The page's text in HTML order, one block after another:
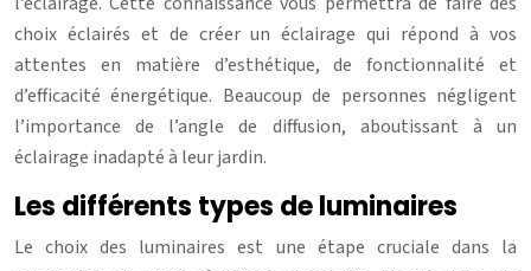
choix éclairés et de créer un éclairage qui répond à vos
attentes en matière d’esthétique, de fonctionnalité et
d’efficacité énergétique. Beaucoup de personnes négligent
l’importance de l’angle de diffusion, aboutissant à un
éclairage inadapté à leur jardin.
Les différents types de luminaires
Le choix des luminaires est une étape cruciale dans la